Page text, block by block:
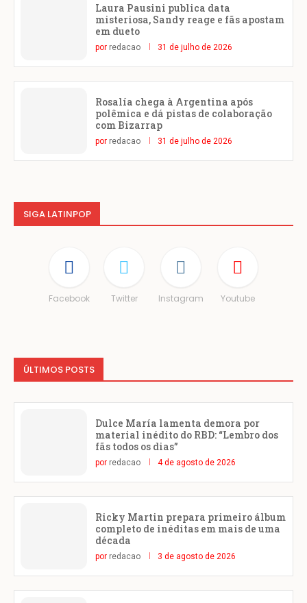
Laura Pausini publica data
misteriosa, Sandy reage e fãs apostam
em dueto
por redacao 31 de julho de 2026
Rosalía chega à Argentina após
polêmica e dá pistas de colaboração
com Bizarrap
por redacao 31 de julho de 2026
SIGA LATINPOP
Facebook Twitter Instagram Youtube
ÚLTIMOS POSTS
Dulce María lamenta demora por
material inédito do RBD: “Lembro dos
fãs todos os dias”
por redacao 4 de agosto de 2026
Ricky Martin prepara primeiro álbum
completo de inéditas em mais de uma
década
por redacao 3 de agosto de 2026